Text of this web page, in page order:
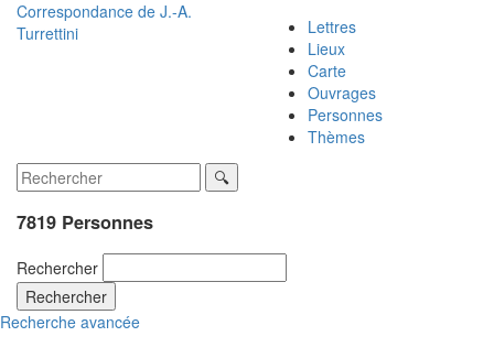
Correspondance de J.-A.
Turrettini
Lettres
Lieux
Carte
Ouvrages
Personnes
Thèmes
7819 Personnes
Rechercher
Rechercher
Recherche avancée